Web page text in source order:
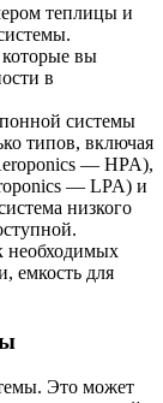
теплицы и
вы
в
системы
типов, включая
— HPA),
— LPA) и
низкого
необходимых
емкость для
Это может